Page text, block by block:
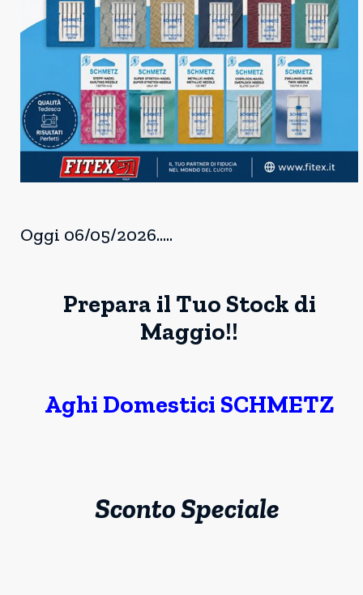
Oggi 06/05/2026.....
Prepara il Tuo Stock di
Maggio!!
Aghi Domestici SCHMETZ
Sconto Speciale